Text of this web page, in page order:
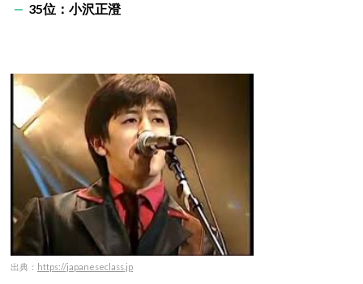
35位：小沢正澄
出典： https://japaneseclass.jp